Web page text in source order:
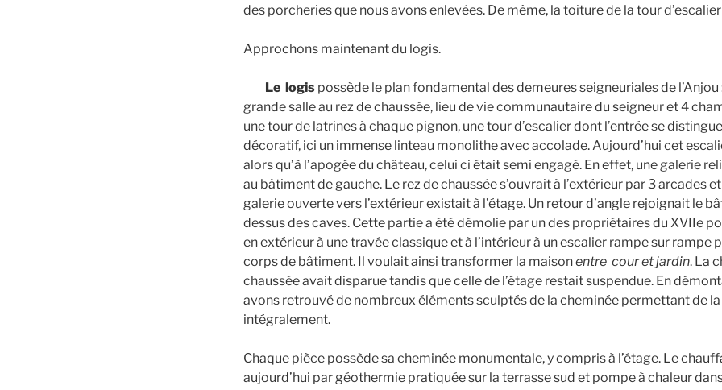
des porcheries que nous avons enlevées. De même, la toiture de la tour
Approchons maintenant du logis.
Le logis possède le plan fondamental des demeures seigneuriales de l’Anjou
grande salle au rez de chaussée, lieu de vie communautaire du seigneur et 4
une tour de latrines à chaque pignon, une tour d’escalier dont l’entrée se
décoratif, ici un immense linteau monolithe avec accolade. Aujourd’hui cet
alors qu’à l’apogée du château, celui ci était semi engagé. En effet, une galerie
au bâtiment de gauche. Le rez de chaussée s’ouvrait à l’extérieur par 3 arcades
galerie ouverte vers l’extérieur existait à l’étage. Un retour d’angle rejoignait le
dessus des caves. Cette partie a été démolie par un des propriétaires du XVIIe
en extérieur à une travée classique et à l’intérieur à un escalier rampe sur rampe
corps de bâtiment. Il voulait ainsi transformer la maisonentre cour et jardin. La
chaussée avait disparue tandis que celle de l’étage restait suspendue. En
avons retrouvé de nombreux éléments sculptés de la cheminée permettant de
intégralement.
Chaque pièce possède sa cheminée monumentale, y compris à l’étage. Le
aujourd’hui par géothermie pratiquée sur la terrasse sud et pompe à chaleur